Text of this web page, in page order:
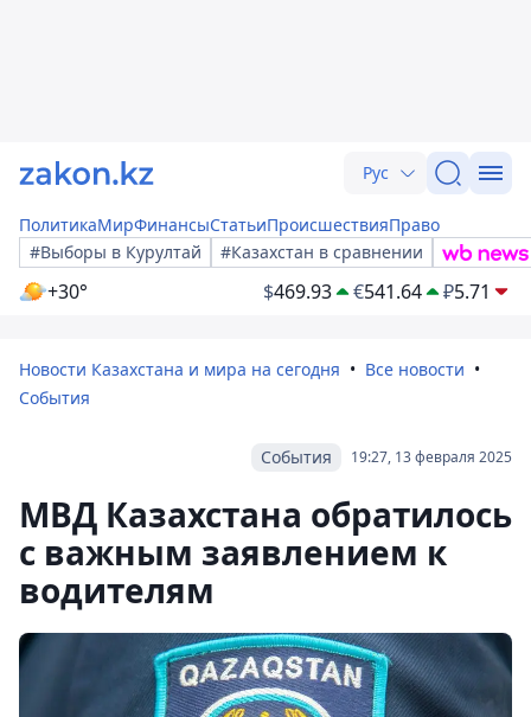
Рус
ПолитикаМирФинансыСтатьиПроисшествияПраво
#Выборы в Курултай
#Казахстан в сравнении
+30° $469.93 €541.64 ₽5.71
Новости Казахстана и мира на сегодня
Все новости
События
19:27, 13 февраля 2025
События
МВД Казахстана обратилось
с важным заявлением к
водителям